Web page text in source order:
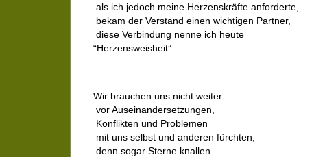
als ich jedoch meine Herzenskräfte anforderte,
bekam der Verstand einen wichtigen Partner,
diese Verbindung nenne ich heute
“Herzensweisheit”.
Wir brauchen uns nicht weiter
vor Auseinandersetzungen,
Konflikten und Problemen
mit uns selbst und anderen fürchten,
denn sogar Sterne knallen